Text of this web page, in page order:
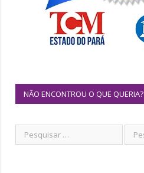
NÃO ENCONTROU O QUE QUERIA?